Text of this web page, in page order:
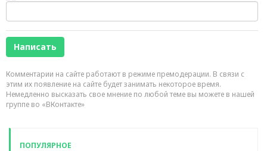
Комментарии на сайте работают в режиме премодерации. В связи с
этим их появление на сайте будет занимать некоторое время.
Немедленно высказать свое мнение по любой теме вы можете в нашей
группе во «ВКонтакте»
ПОПУЛЯРНОЕ